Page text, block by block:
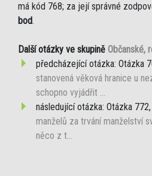
má kód 768; za její správné
bod.
Další otázky ve skupině Občanské,
předcházející otázka: Otázka
stanovená věková hranice u
schopno vyjádřit ...
následující otázka: Otázka 772,
manželů za trvání manželství
něco z t...